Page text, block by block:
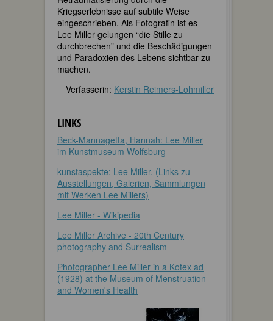
Kriegserlebnisse auf subtile Weise
eingeschrieben. Als Fotografin ist es
Lee Miller gelungen “die Stille zu
durchbrechen” und die Beschädigungen
und Paradoxien des Lebens sichtbar zu
machen.
Verfasserin: Kerstin Reimers-Lohmiller
LINKS
Beck-Mannagetta, Hannah: Lee Miller
im Kunstmuseum Wolfsburg
kunstaspekte: Lee Miller. (Links zu
Ausstellungen, Galerien, Sammlungen
mit Werken Lee Millers)
Lee Miller - Wikipedia
Lee Miller Archive - 20th Century
photography and Surrealism
Photographer Lee Miller in a Kotex ad
(1928) at the Museum of Menstruation
and Women's Health